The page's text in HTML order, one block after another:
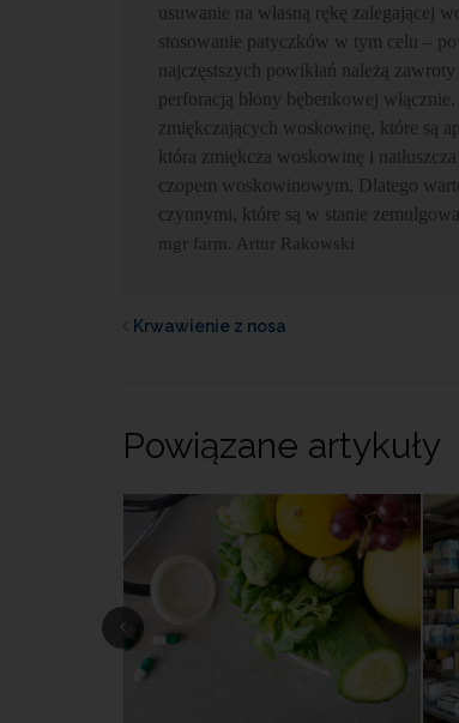
usuwanie na własną rękę zalegającej
stosowanie patyczków w tym celu –
najczęstszych powikłań należą
perforacją błony bębenkowej
zmiękczających woskowinę, które są
która zmiękcza woskowinę i
czopem woskowinowym. Dlatego
czynnymi, które są w stanie
mgr farm. Artur Rakowski
Krwawienie z nosa
Powiązane artykuły